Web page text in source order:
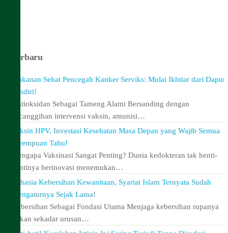
Terbaru
Makanan Sehat Pencegah Kanker Serviks: Mulai Ikhtiar dari Dapur
Sendiri!
Antioksidan Sebagai Tameng Alami Bersanding dengan
kecanggihan intervensi vaksin, amunisi…
Vaksin HPV, Investasi Kesehatan Masa Depan yang Wajib Semua
Perempuan Tahu!
Mengapa Vaksinasi Sangat Penting? Dunia kedokteran tak henti-
hentinya berinovasi menemukan…
Rahasia Kebersihan Kewanitaan, Syariat Islam Ternyata Sudah
Mengaturnya Sejak Lama!
Kebersihan Sebagai Fondasi Utama Menjaga kebersihan rupanya
bukan sekadar urusan…